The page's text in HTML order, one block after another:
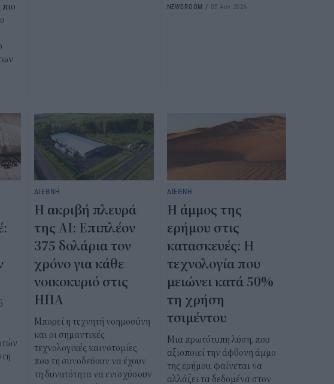
NEWSROOM / 05 Αυγ 2026
ΔΙΕΘΝΗ
Η ακριβή πλευρά
της AI: Επιπλέον
375 δολάρια τον
χρόνο για κάθε
νοικοκυριό στις
ΗΠΑ
Μπορεί η τεχνητή νοημοσύνη
και οι σημαντικές
τεχνολογικές καινοτομίες
που τη συνοδεύουν να έχουν
τη δυνατότητα να ενισχύσουν
ΔΙΕΘΝΗ
Η άμμος της
ερήμου στις
κατασκευές: Η
τεχνολογία που
μειώνει κατά 50%
τη χρήση
τσιμέντου
Μια πρωτότυπη λύση, που
αξιοποιεί την άφθονη άμμο
της ερήμου, φαίνεται να
αλλάζει τα δεδομένα στον